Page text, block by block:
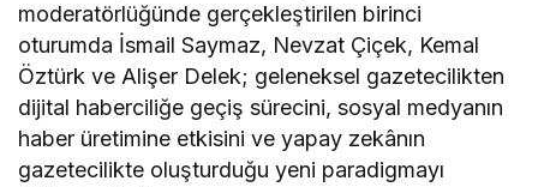
moderatörlüğünde gerçekleştirilen birinci
oturumda İsmail Saymaz, Nevzat Çiçek, Kemal
Öztürk ve Alişer Delek; geleneksel gazetecilikten
dijital haberciliğe geçiş sürecini, sosyal medyanın
haber üretimine etkisini ve yapay zekânın
gazetecilikte oluşturduğu yeni paradigmayı